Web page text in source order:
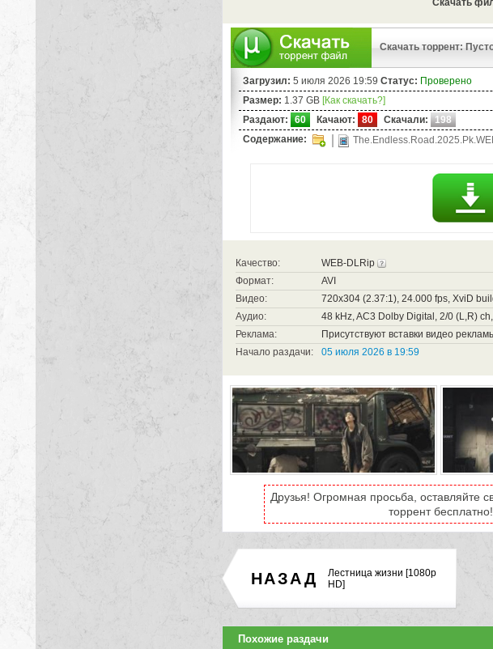
Скачать торрент:
Загрузил: 5 июля 2026 19:59 Статус: Проверено
Размер: 1.37 GB [Как скачать?]
Раздают:
60 Качают: 80 Скачали:
198
Содержание:
Качество:
WEB-DLRip
Формат:
AVI
Видео:
720x304 (2.37:1), 24.000 fps, XviD
Аудио:
48 kHz, AC3 Dolby Digital, 2/0 (L,R)
Реклама:
Присутствуют вставки видео
Начало раздачи:
05 июля 2026 в 19:59
Друзья! Огромная просьба, оставляйте
торрент
НАЗАД
Лестница жизни [1080p
HD]
Похожие раздачи